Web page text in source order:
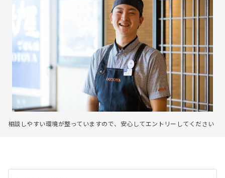
相談しやすい環境が整っていますので、安心してエントリーしてください